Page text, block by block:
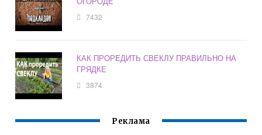
7432
КАК ПРОРЕДИТЬ СВЕКЛУ ПРАВИЛЬНО НА
ГРЯДКЕ
3874
Реклама